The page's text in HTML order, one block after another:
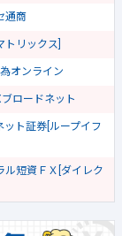
通商
トリックス]
オンライン
ブロードネット
ット証券[ループイフ
ル短資ＦＸ[ダイレク